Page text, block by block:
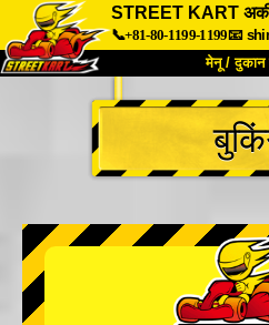
STREET KART
📞+81-80-1199-1199📧
मेनू / दुकान
TOP
हमारे बारे में
कंपनी
शाखा